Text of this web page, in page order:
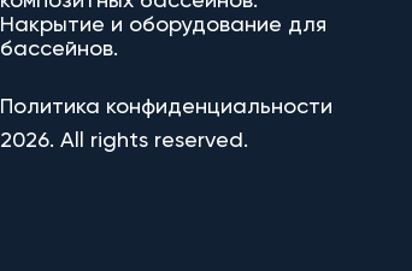
Накрытие и оборудование для
бассейнов.
Политика конфиденциальности
2026. All rights reserved.